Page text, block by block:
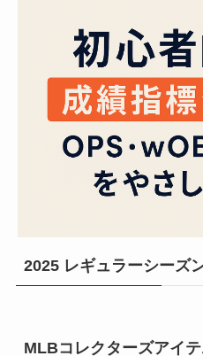
2025 レギュラーシーズ
MLBコレクターズアイ